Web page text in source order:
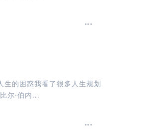
生的困惑我看了很多人生规划
尔·伯内...